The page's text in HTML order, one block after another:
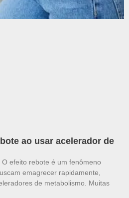
ao usar acelerador de
efeito rebote é um fenômeno
emagrecer rapidamente,
de metabolismo. Muitas